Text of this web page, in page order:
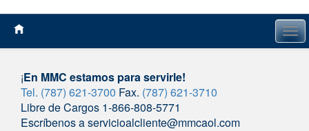
¡En MMC estamos para servirle!
Tel. (787) 621-3700 Fax. (787) 621-3710
Libre de Cargos 1-866-808-5771
Escríbenos a servicioalcliente@mmcaol.com